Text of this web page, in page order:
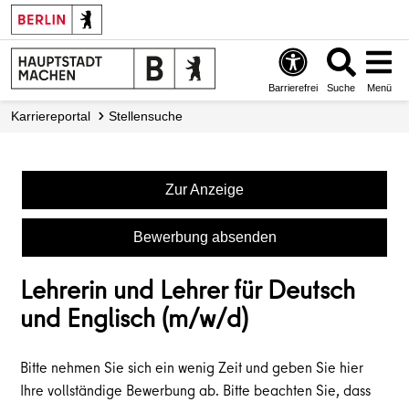
Barrierefrei Suche Menü
Karriereportal Stellensuche
Zur Anzeige
Bewerbung absenden
Lehrerin und Lehrer für Deutsch
und Englisch (m/w/d)
Bitte nehmen Sie sich ein wenig Zeit und geben Sie hier
Ihre vollständige Bewerbung ab. Bitte beachten Sie, dass